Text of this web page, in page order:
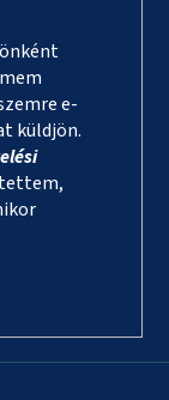
e-
küldjön.